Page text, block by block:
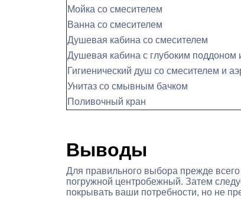
Мойка со смесителем
Ванна со смесителем
Душевая кабина со смесителем
Душевая кабина с глубоким поддоном
Гигиенический душ со смесителем и
Унитаз со смывным бачком
Поливочный кран
Выводы
Для правильного выбора прежде
погружной центробежный. Затем
покрывать ваши потребности, но не